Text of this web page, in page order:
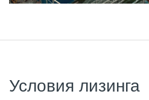
Условия лизинга